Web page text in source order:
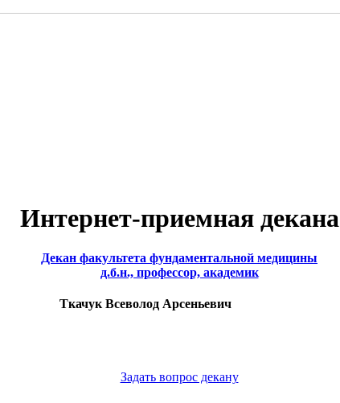
Интернет-приемная декана
Декан факультета фундаментальной медицины
д.б.н., профессор, академик
Ткачук Всеволод Арсеньевич
Задать вопрос декану